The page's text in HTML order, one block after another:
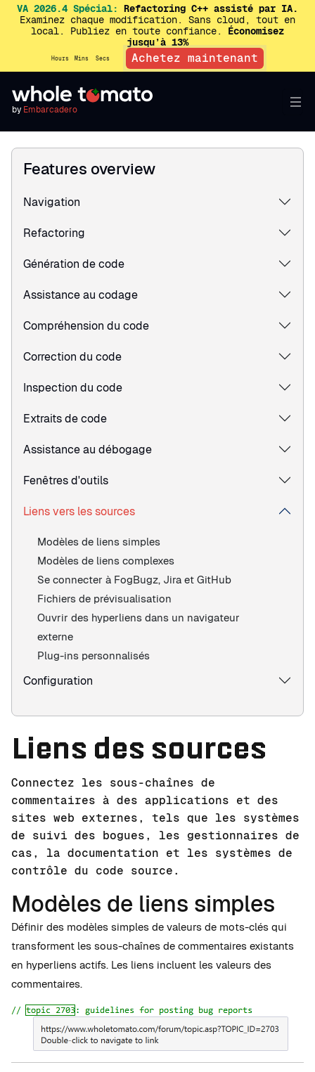
VA 2026.4 Spécial: Refactoring C++ assisté par IA.
Examinez chaque modification. Sans cloud, tout en
local. Publiez en toute confiance. Économisez
jusqu’à 13%
Hours Mins Secs Achetez maintenant
by Embarcadero
Features overview
Navigation
Refactoring
Génération de code
Assistance au codage
Compréhension du code
Correction du code
Inspection du code
Extraits de code
Assistance au débogage
Fenêtres d'outils
Liens vers les sources
Modèles de liens simples
Modèles de liens complexes
Se connecter à FogBugz, Jira et GitHub
Fichiers de prévisualisation
Ouvrir des hyperliens dans un navigateur
externe
Plug-ins personnalisés
Configuration
Liens des sources
Connectez les sous-chaînes de
commentaires à des applications et des
sites web externes, tels que les systèmes
de suivi des bogues, les gestionnaires de
cas, la documentation et les systèmes de
contrôle du code source.
Modèles de liens simples
Définir des modèles simples de valeurs de mots-clés qui
transforment les sous-chaînes de commentaires existants
en hyperliens actifs. Les liens incluent les valeurs des
commentaires.